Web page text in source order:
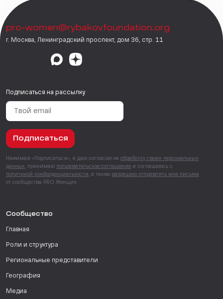
pro-women@rybakovfoundation.org
г. Москва, Ленинградский проспект, дом 36, стр. 11
Подписаться на рассылку
Подписаться
Нажимая «Подписаться», я даю согласие на обработку своих персональных
данных , принимаю пользовательское соглашение и соглашаюсь с
политикой конфиденциальности , а также разрешаю отправлять мне письма
от сообщества PRO Женщин.
Сообщество
Главная
Роли и структура
Региональные представители
География
Медиа